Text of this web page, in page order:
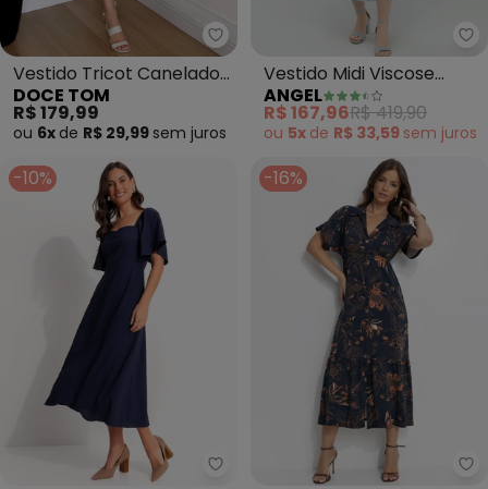
Doce Tom - Vestido Tricot
Vestido Tricot Canelado
Midi com Fenda (Azul)
DOCE TOM
R$ 179,99
ou 6x de R$ 29,99 sem juros
Vestido Midi Viscose
Estampada (Azul)
ANGEL
R$ 167,96R$ 419,90
ou 5x de R$ 33,59 sem juros
-10%
Quintess - Vestido (Azul
-16%